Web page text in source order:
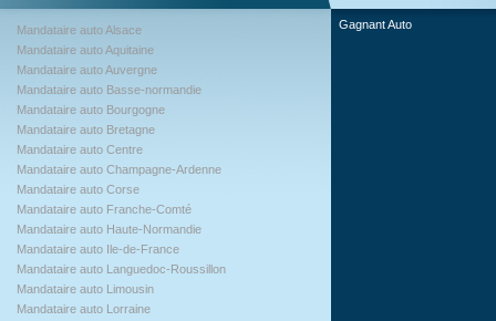
Mandataire auto Alsace
Mandataire auto Aquitaine
Mandataire auto Auvergne
Mandataire auto Basse-normandie
Mandataire auto Bourgogne
Mandataire auto Bretagne
Mandataire auto Centre
Mandataire auto Champagne-Ardenne
Mandataire auto Corse
Mandataire auto Franche-Comté
Mandataire auto Haute-Normandie
Mandataire auto Ile-de-France
Mandataire auto Languedoc-Roussillon
Mandataire auto Limousin
Mandataire auto Lorraine
Gagnant Auto